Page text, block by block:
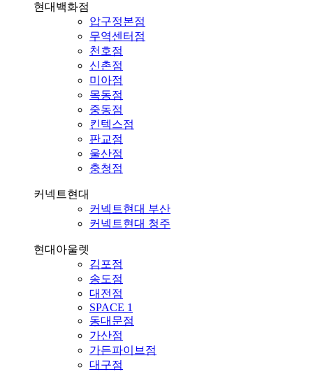
현대백화점
압구정본점
무역센터점
천호점
신촌점
미아점
목동점
중동점
킨텍스점
판교점
울산점
충청점
커넥트현대
커넥트현대 부산
커넥트현대 청주
현대아울렛
김포점
송도점
대전점
SPACE 1
동대문점
가산점
가든파이브점
대구점